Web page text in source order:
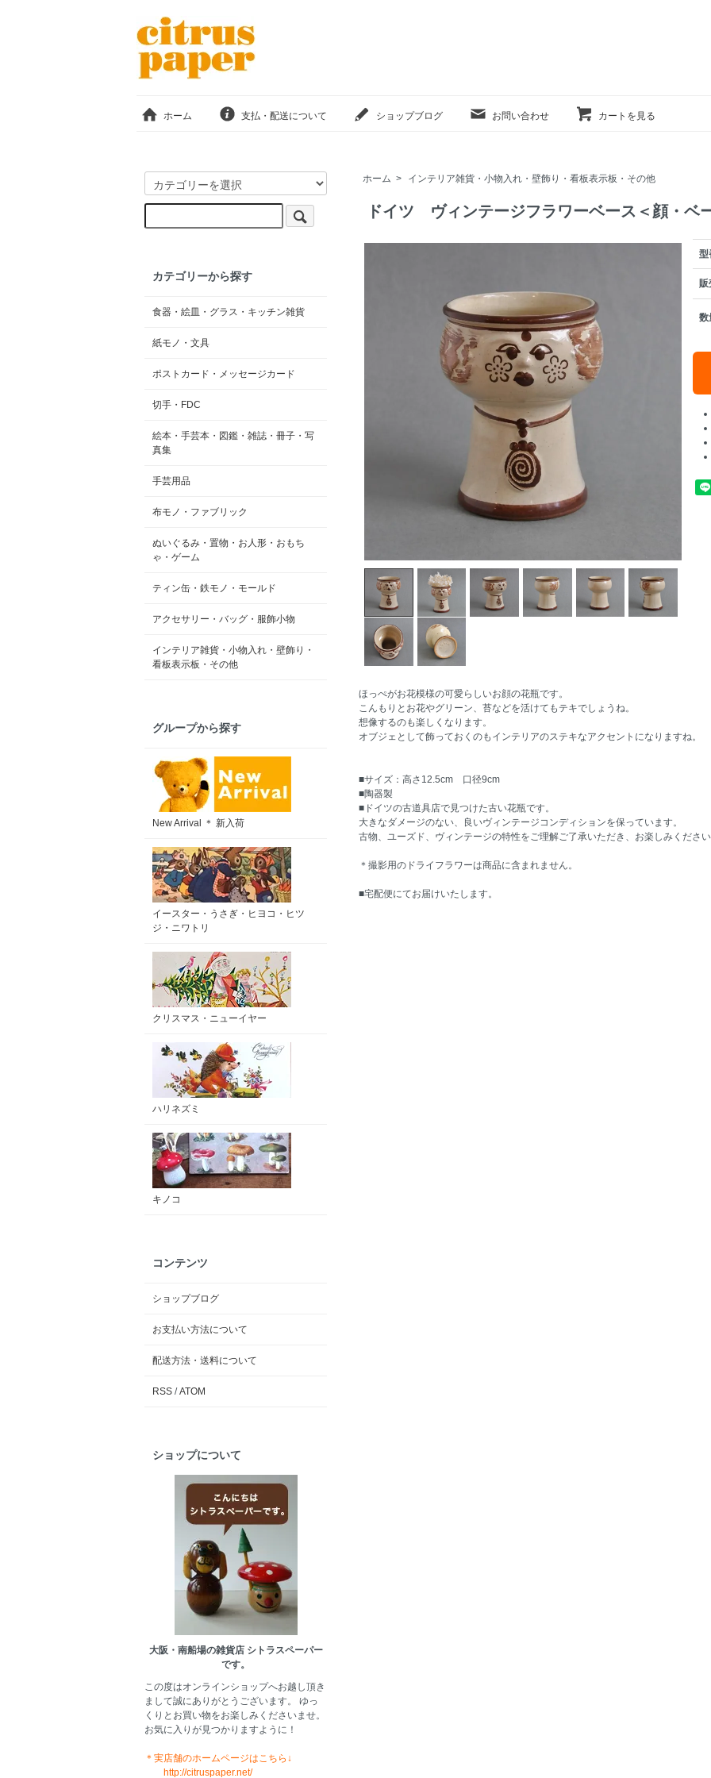
ホーム 支払・配送について ショップブログ お問い合わせ カートを見る
ホーム > インテリア雑貨・小物入れ・壁飾り・看板表示板・その他
ドイツ ヴィンテージフラワーベース＜顔・ベ
型
販
数
ほっぺがお花模様の可愛らしいお顔の花瓶です。
こんもりとお花やグリーン、苔などを活けてもテキでしょうね。
想像するのも楽しくなります。
オブジェとして飾っておくのもインテリアのステキなアクセントになりますね。
■サイズ：高さ12.5cm 口径9cm
■陶器製
■ドイツの古道具店で見つけた古い花瓶です。
大きなダメージのない、良いヴィンテージコンディションを保っています。
古物、ユーズド、ヴィンテージの特性をご理解ご了承いただき、お楽しみくださ
＊撮影用のドライフラワーは商品に含まれません。
■宅配便にてお届けいたします。
カテゴリーから探す
食器・絵皿・グラス・キッチン雑貨
紙モノ・文具
ポストカード・メッセージカード
切手・FDC
絵本・手芸本・図鑑・雑誌・冊子・写
真集
手芸用品
布モノ・ファブリック
ぬいぐるみ・置物・お人形・おもち
ゃ・ゲーム
ティン缶・鉄モノ・モールド
アクセサリー・バッグ・服飾小物
インテリア雑貨・小物入れ・壁飾り・
看板表示板・その他
グループから探す
New Arrival ＊ 新入荷
イースター・うさぎ・ヒヨコ・ヒツ
ジ・ニワトリ
クリスマス・ニューイヤー
ハリネズミ
キノコ
コンテンツ
ショップブログ
お支払い方法について
配送方法・送料について
RSS /ATOM
ショップについて
大阪・南船場の雑貨店 シトラスペーパー
です。
この度はオンラインショップへお越し頂き
まして誠にありがとうございます。 ゆっ
くりとお買い物をお楽しみくださいませ。
お気に入りが見つかりますように！
＊実店舗のホームページはこちら↓
http://citruspaper.net/